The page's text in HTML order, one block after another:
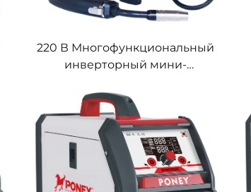
220 В Многофункциональный
инверторный мини-
140 с цифровым
управлением сигналом